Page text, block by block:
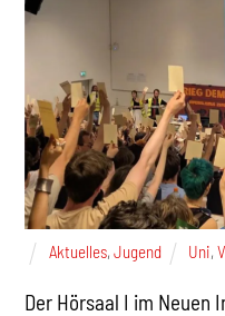
Aktuelles, Jugend Uni,
Der Hörsaal I im Neuen